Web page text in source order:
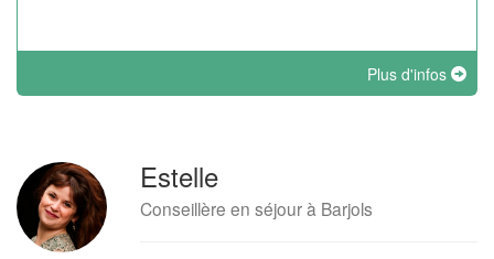
Plus d'infos
Estelle
Conseillère en séjour à Barjols